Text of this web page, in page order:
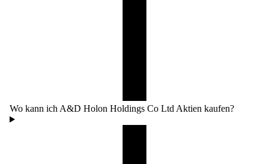
Wo kann ich A&D Holon Holdings Co Ltd Aktien kaufen?